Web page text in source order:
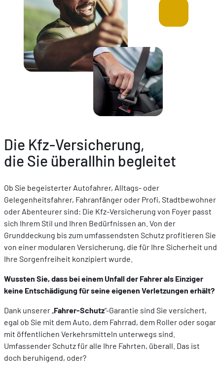
Die Kfz-Versicherung,
die Sie überallhin begleitet
Ob Sie begeisterter Autofahrer, Alltags- oder
Gelegenheitsfahrer, Fahranfänger oder Profi, Stadtbewohner
oder Abenteurer sind: Die Kfz-Versicherung von Foyer passt
sich Ihrem Stil und Ihren Bedürfnissen an. Von der
Grunddeckung bis zum umfassendsten Schutz profitieren Sie
von einer modularen Versicherung, die für Ihre Sicherheit und
Ihre Sorgenfreiheit konzipiert wurde.
Wussten Sie, dass bei einem Unfall der Fahrer als Einziger
keine Entschädigung für seine eigenen Verletzungen erhält?
Dank unserer „Fahrer-Schutz“-Garantie sind Sie versichert,
egal ob Sie mit dem Auto, dem Fahrrad, dem Roller oder sogar
mit öffentlichen Verkehrsmitteln unterwegs sind.
Umfassender Schutz für alle Ihre Fahrten, überall. Das ist
doch beruhigend, oder?